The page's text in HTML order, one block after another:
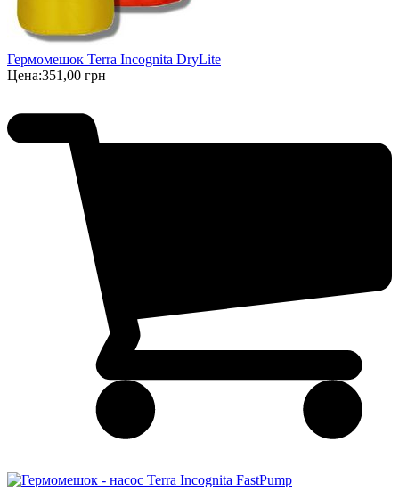
Гермомешок Terra Incognita DryLite
Цена:351,00 грн